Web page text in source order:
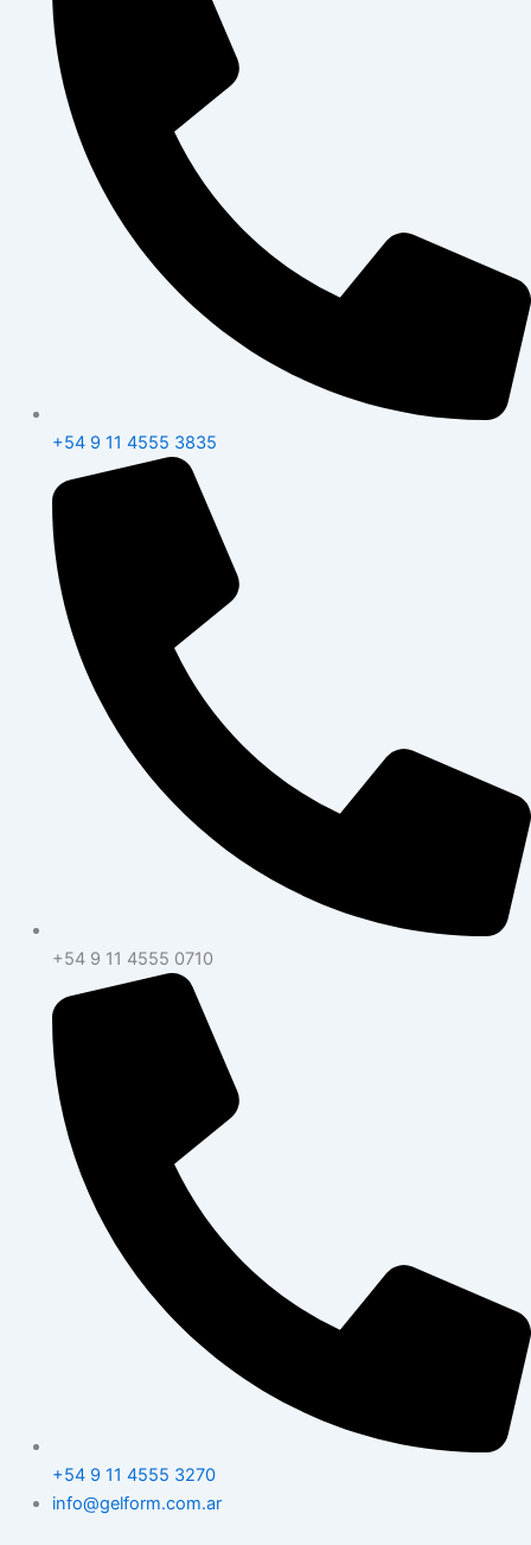
+54 9 11 4555 3835
+54 9 11 4555 0710
+54 9 11 4555 3270
info@gelform.com.ar